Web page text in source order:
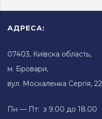
АДРЕСА:
07403, Київска область,
м. Бровари,
вул. Москаленка Сергія, 22
Пн — Пт: з 9.00 до 18.00